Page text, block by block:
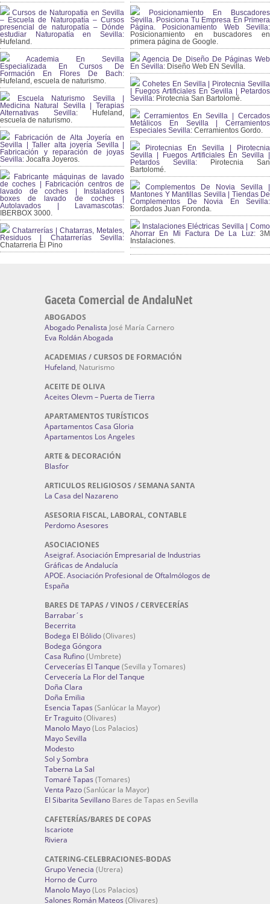
Cursos de Naturopatia en Sevilla
– Escuela de Naturopatía – Cursos
presencial de naturopatía – Dónde
estudiar Naturopatía en Sevilla:
Hufeland.
Academia En Sevilla
Especializada En Cursos De
Formación En Flores De Bach:
Hufeland, escuela de naturismo.
Escuela Naturismo Sevilla |
Medicina Natural Sevilla | Terapias
Alternativas Sevilla: Hufeland,
escuela de naturismo.
Fabricación de Alta Joyería en
Sevilla | Taller alta joyería Sevilla |
Fabricación y reparación de joyas
Sevilla: Jocafra Joyeros.
Fabricante máquinas de lavado
de coches | Fabricación centros de
lavado de coches | Instaladores
boxes de lavado de coches |
Autolavados | Lavamascotas:
IBERBOX 3000.
Chatarrerías | Chatarras, Metales,
Residuos | Chatarrerías Sevilla:
Chatarreria El Pino
Posicionamiento En Buscadores
Sevilla. Posiciona Tu Empresa En Primera
Página. Posicionamiento Web Sevilla:
Posicionamiento en buscadores en
primera página de Google.
Agencia De Diseño De Páginas Web
En Sevilla: Diseño Web EN Sevilla.
Cohetes En Sevilla | Pirotecnia Sevilla
| Fuegos Artificiales En Sevilla | Petardos
Sevilla: Pirotecnia San Bartolomé.
Cerramientos En Sevilla | Cercados
Metálicos En Sevilla | Cerramientos
Especiales Sevilla: Cerramientos Gordo.
Pirotecnias En Sevilla | Pirotecnia
Sevilla | Fuegos Artificiales En Sevilla |
Petardos Sevilla: Pirotecnia San
Bartolomé.
Complementos De Novia Sevilla |
Mantones Y Mantillas Sevilla | Tiendas De
Complementos De Novia En Sevilla:
Bordados Juan Foronda.
Instalaciones Eléctricas Sevilla | Como
Ahorrar En Mi Factura De La Luz:3M
Instalaciones.
Gaceta Comercial de AndaluNet
ABOGADOS
Abogado Penalista José María Carnero
Eva Roldán Abogada
ACADEMIAS / CURSOS DE FORMACIÓN
Hufeland, Naturismo
ACEITE DE OLIVA
Aceites Olevm – Puerta de Tierra
APARTAMENTOS TURÍSTICOS
Apartamentos Casa Gloria
Apartamentos Los Angeles
ARTE & DECORACIÓN
Blasfor
ARTICULOS RELIGIOSOS / SEMANA SANTA
La Casa del Nazareno
ASESORIA FISCAL, LABORAL, CONTABLE
Perdomo Asesores
ASOCIACIONES
Aseigraf. Asociación Empresarial de Industrias
Gráficas de Andalucía
APOE. Asociación Profesional de Oftalmólogos de
España
BARES DE TAPAS / VINOS / CERVECERÍAS
Barrabar´s
Becerrita
Bodega El Bólido(Olivares)
Bodega Góngora
Casa Rufino(Umbrete)
Cervecerías El Tanque (Sevilla y Tomares)
Cervecería La Flor del Tanque
Doña Clara
Doña Emilia
Esencia Tapas (Sanlúcar la Mayor)
Er Traguito(Olivares)
Manolo Mayo(Los Palacios)
Mayo Sevilla
Modesto
Sol y Sombra
Taberna La Sal
Tomaré Tapas (Tomares)
Venta Pazo(Sanlúcar la Mayor)
El Sibarita Sevillano Bares de Tapas en Sevilla
CAFETERÍAS/BARES DE COPAS
Iscariote
Riviera
CATERING-CELEBRACIONES-BODAS
Grupo Venecia (Utrera)
Horno de Curro
Manolo Mayo(Los Palacios)
Salones Román Mateos (Olivares)